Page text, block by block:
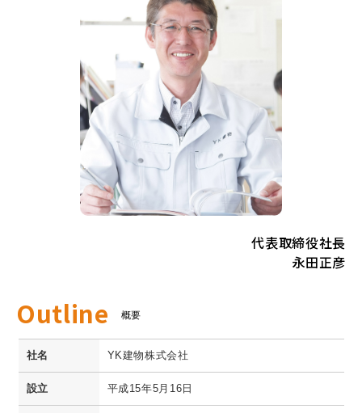
代表取締役社長
永田正彦
Outline 概要
社名 YK建物株式会社
設立 平成15年5月16日